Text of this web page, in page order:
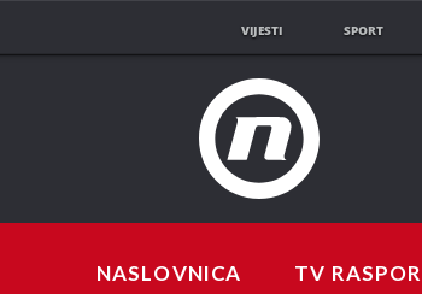
VIJESTI SPORT
NASLOVNICA TV